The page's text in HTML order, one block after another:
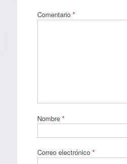
Comentario *
Nombre *
Correo electrónico *